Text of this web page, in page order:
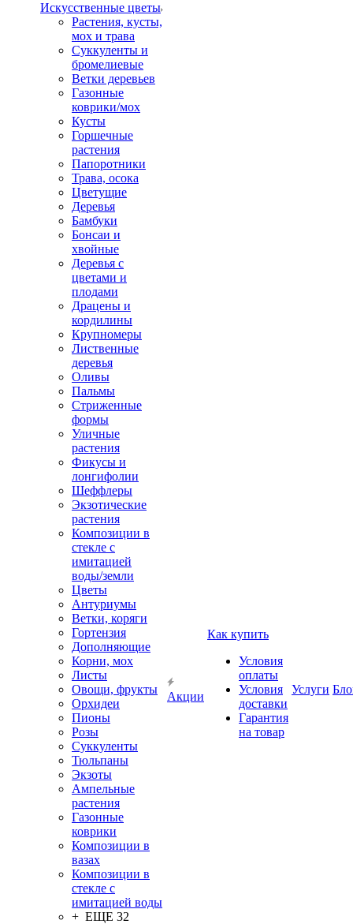
Искусственные цветы
Растения, кусты,
мох и трава
Суккуленты и
бромелиевые
Ветки деревьев
Газонные
коврики/мох
Кусты
Горшечные
растения
Папоротники
Трава, осока
Цветущие
Деревья
Бамбуки
Бонсаи и
хвойные
Деревья с
цветами и
плодами
Драцены и
кордилины
Крупномеры
Лиственные
деревья
Оливы
Пальмы
Стриженные
формы
Уличные
растения
Фикусы и
лонгифолии
Шеффлеры
Экзотические
растения
Композиции в
стекле с
имитацией
воды/земли
Цветы
Антуриумы
Ветки, коряги
Гортензия
Дополняющие
Корни, мох
Листы
Овощи, фрукты
Орхидеи
Пионы
Розы
Суккуленты
Тюльпаны
Экзоты
Ампельные
растения
Газонные
коврики
Композиции в
вазах
Композиции в
стекле с
имитацией воды
+ ЕЩЕ 32
Акции
Как купить
Условия
оплаты
Условия
доставки
Гарантия
на товар
Услуги